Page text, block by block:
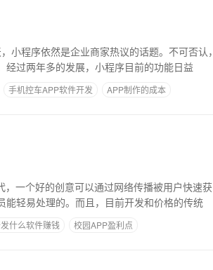
小程序依然是企业商家热议的话题。不可否认，
过两年多的发展，小程序目前的功能日益
手机控车APP软件开发
APP制作的成本
一个好的创意可以通过网络传播被用户快速获
轻易处理的。而且，目前开发和价格的传统
什么软件赚钱
校园APP盈利点